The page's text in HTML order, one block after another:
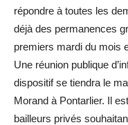
répondre à toutes les
déjà des permanences
premiers mardi du mois
Une réunion publique
dispositif se tiendra le
Morand à Pontarlier. Il
bailleurs privés